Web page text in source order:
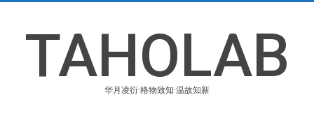
contentTAHOLAB
华月凌衍·格物致知·温故知新